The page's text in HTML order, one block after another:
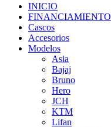
INICIO
FINANCIAMIENTO
Cascos
Accesorios
Modelos
Asia
Bajaj
Bruno
Hero
JCH
KTM
Lifan